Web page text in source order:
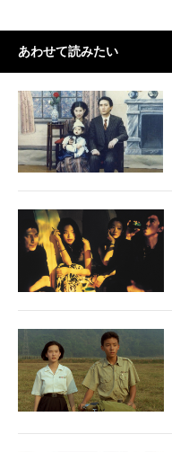
あわせて読みたい